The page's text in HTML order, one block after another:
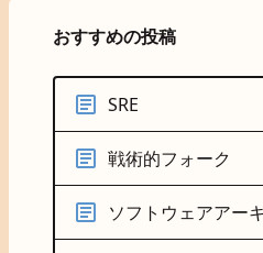
おすすめの投稿
SRE
戦術的フォーク
ソフトウェアアー